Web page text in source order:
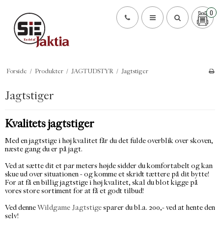
0
Forside / Produkter / JAGTUDSTYR / Jagtstiger
Jagtstiger
Kvalitets jagtstiger
Med en jagtstige i høj kvalitet får du det fulde overblik over skoven,
næste gang du er på jagt.
Ved at sætte dit et par meters højde sidder du komfortabelt og kan
skue ud over situationen - og komme et skridt tættere på dit bytte!
For at få en billig jagtstige i høj kvalitet, skal du blot kigge på
vores store sortiment for at få et godt tilbud!
Ved denneWildgame Jagtstigesparer du bl.a. 200,- ved at hente den
selv!